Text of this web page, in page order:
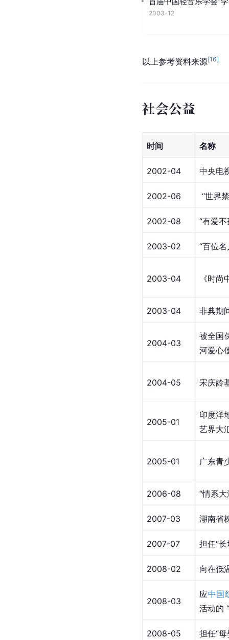
2003-12
以上参考资料来源[16]
社会公益
时间 名称
2002-04 中央电
2002-06 “世界
2002-08 “有爱
2003-02 “百位
2003-04 《时
2003-04 非典期
2004-03
被全国
河爱心
2004-05 宋庆龄
2005-01
印度洋
艺界大
2005-01 广东青
2006-08 “情系
2007-03 湖南省
2007-07 担任“
2008-02 向在低
2008-03
应中国
活动的
2008-05 担任“